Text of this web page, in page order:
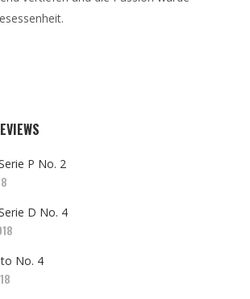
P No. 2
D No. 4
No. 4